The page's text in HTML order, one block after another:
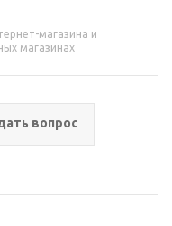
магазина и
магазинах
вопрос